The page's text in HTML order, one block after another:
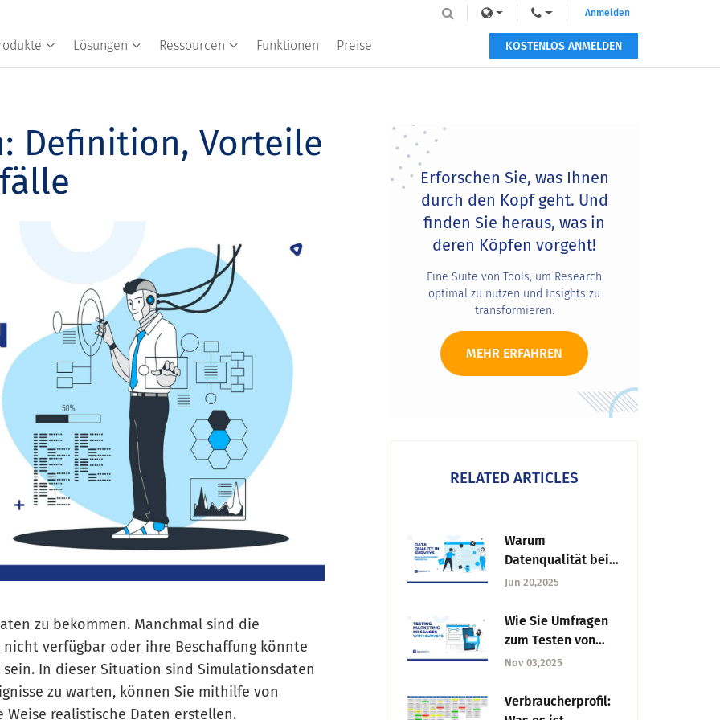
Lösungen Ressourcen Funktionen Preise
Anmelden
KOSTENLOS ANMELDEN
Definition, Vorteile
zu bekommen. Manchmal sind die
verfügbar oder ihre Beschaffung könnte
In dieser Situation sind Simulationsdaten
zu warten, können Sie mithilfe von
realistische Daten erstellen.
Primary
Sidebar
Erforschen Sie, was Ihnen
durch den Kopf geht. Und
finden Sie heraus, was in
deren Köpfen vorgeht!
Eine Suite von Tools, um Research
optimal zu nutzen und Insights zu
transformieren.
MEHR ERFAHREN
RELATED ARTICLES
Warum
Datenqualität bei
Umfragen wichtiger
wie QuestionPro
sie schützt
Jun 20,2025
Wie Sie Umfragen
zum Testen von
Marketingbotschaf
Markteinführung
Nov 03,2025
Verbraucherprofil: